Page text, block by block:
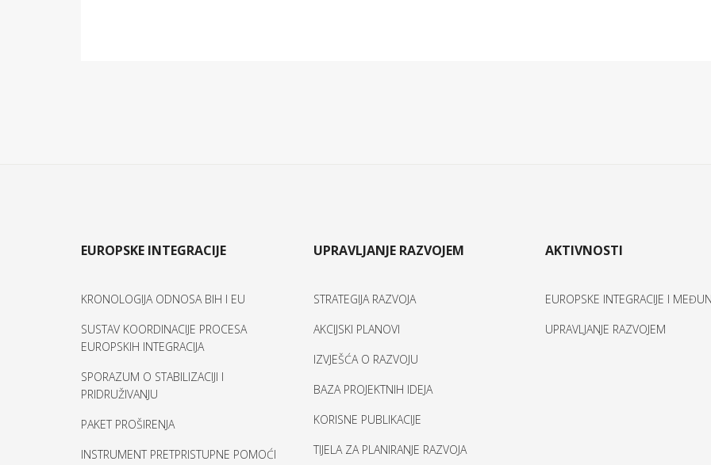
EUROPSKE INTEGRACIJE
KRONOLOGIJA ODNOSA BIH I EU
SUSTAV KOORDINACIJE PROCESA
EUROPSKIH INTEGRACIJA
SPORAZUM O STABILIZACIJI I
PRIDRUŽIVANJU
PAKET PROŠIRENJA
INSTRUMENT PRETPRISTUPNE POMOĆI
UPRAVLJANJE RAZVOJEM
STRATEGIJA RAZVOJA
AKCIJSKI PLANOVI
IZVJEŠĆA O RAZVOJU
BAZA PROJEKTNIH IDEJA
KORISNE PUBLIKACIJE
TIJELA ZA PLANIRANJE RAZVOJA
AKTIVNOSTI
EUROPSKE INTEGRACIJE I
UPRAVLJANJE RAZVOJEM